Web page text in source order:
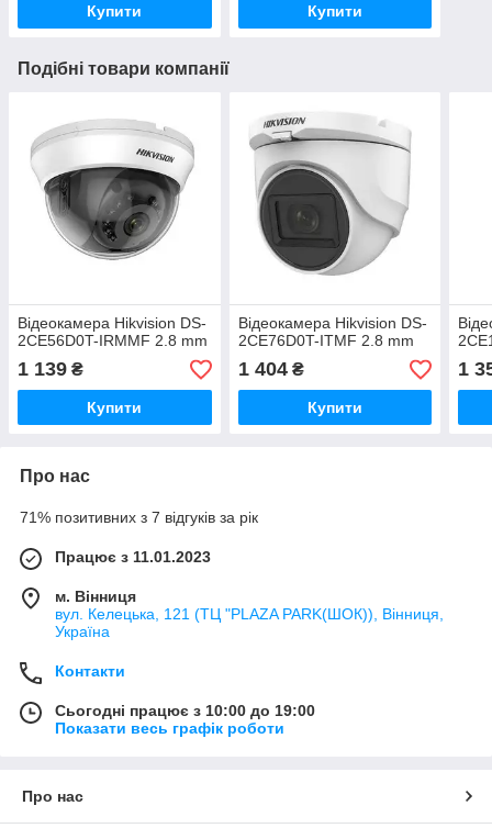
Купити Купити
Подібні товари компанії
Відеокамера Hikvision DS-
2CE56D0T-IRMMF 2.8 mm
1 139 ₴
Купити
Відеокамера Hikvision DS-
2CE76D0T-ITMF 2.8 mm
1 404₴
Купити
1
Про нас
71% позитивних з 7 відгуків за рік
Працює з 11.01.2023
м. Вінниця
вул. Келецька, 121 (ТЦ "PLAZA PARK(ШОК)), Вінниця,
Україна
Контакти
Сьогодні працює з 10:00 до 19:00
Показати весь графік роботи
Про нас